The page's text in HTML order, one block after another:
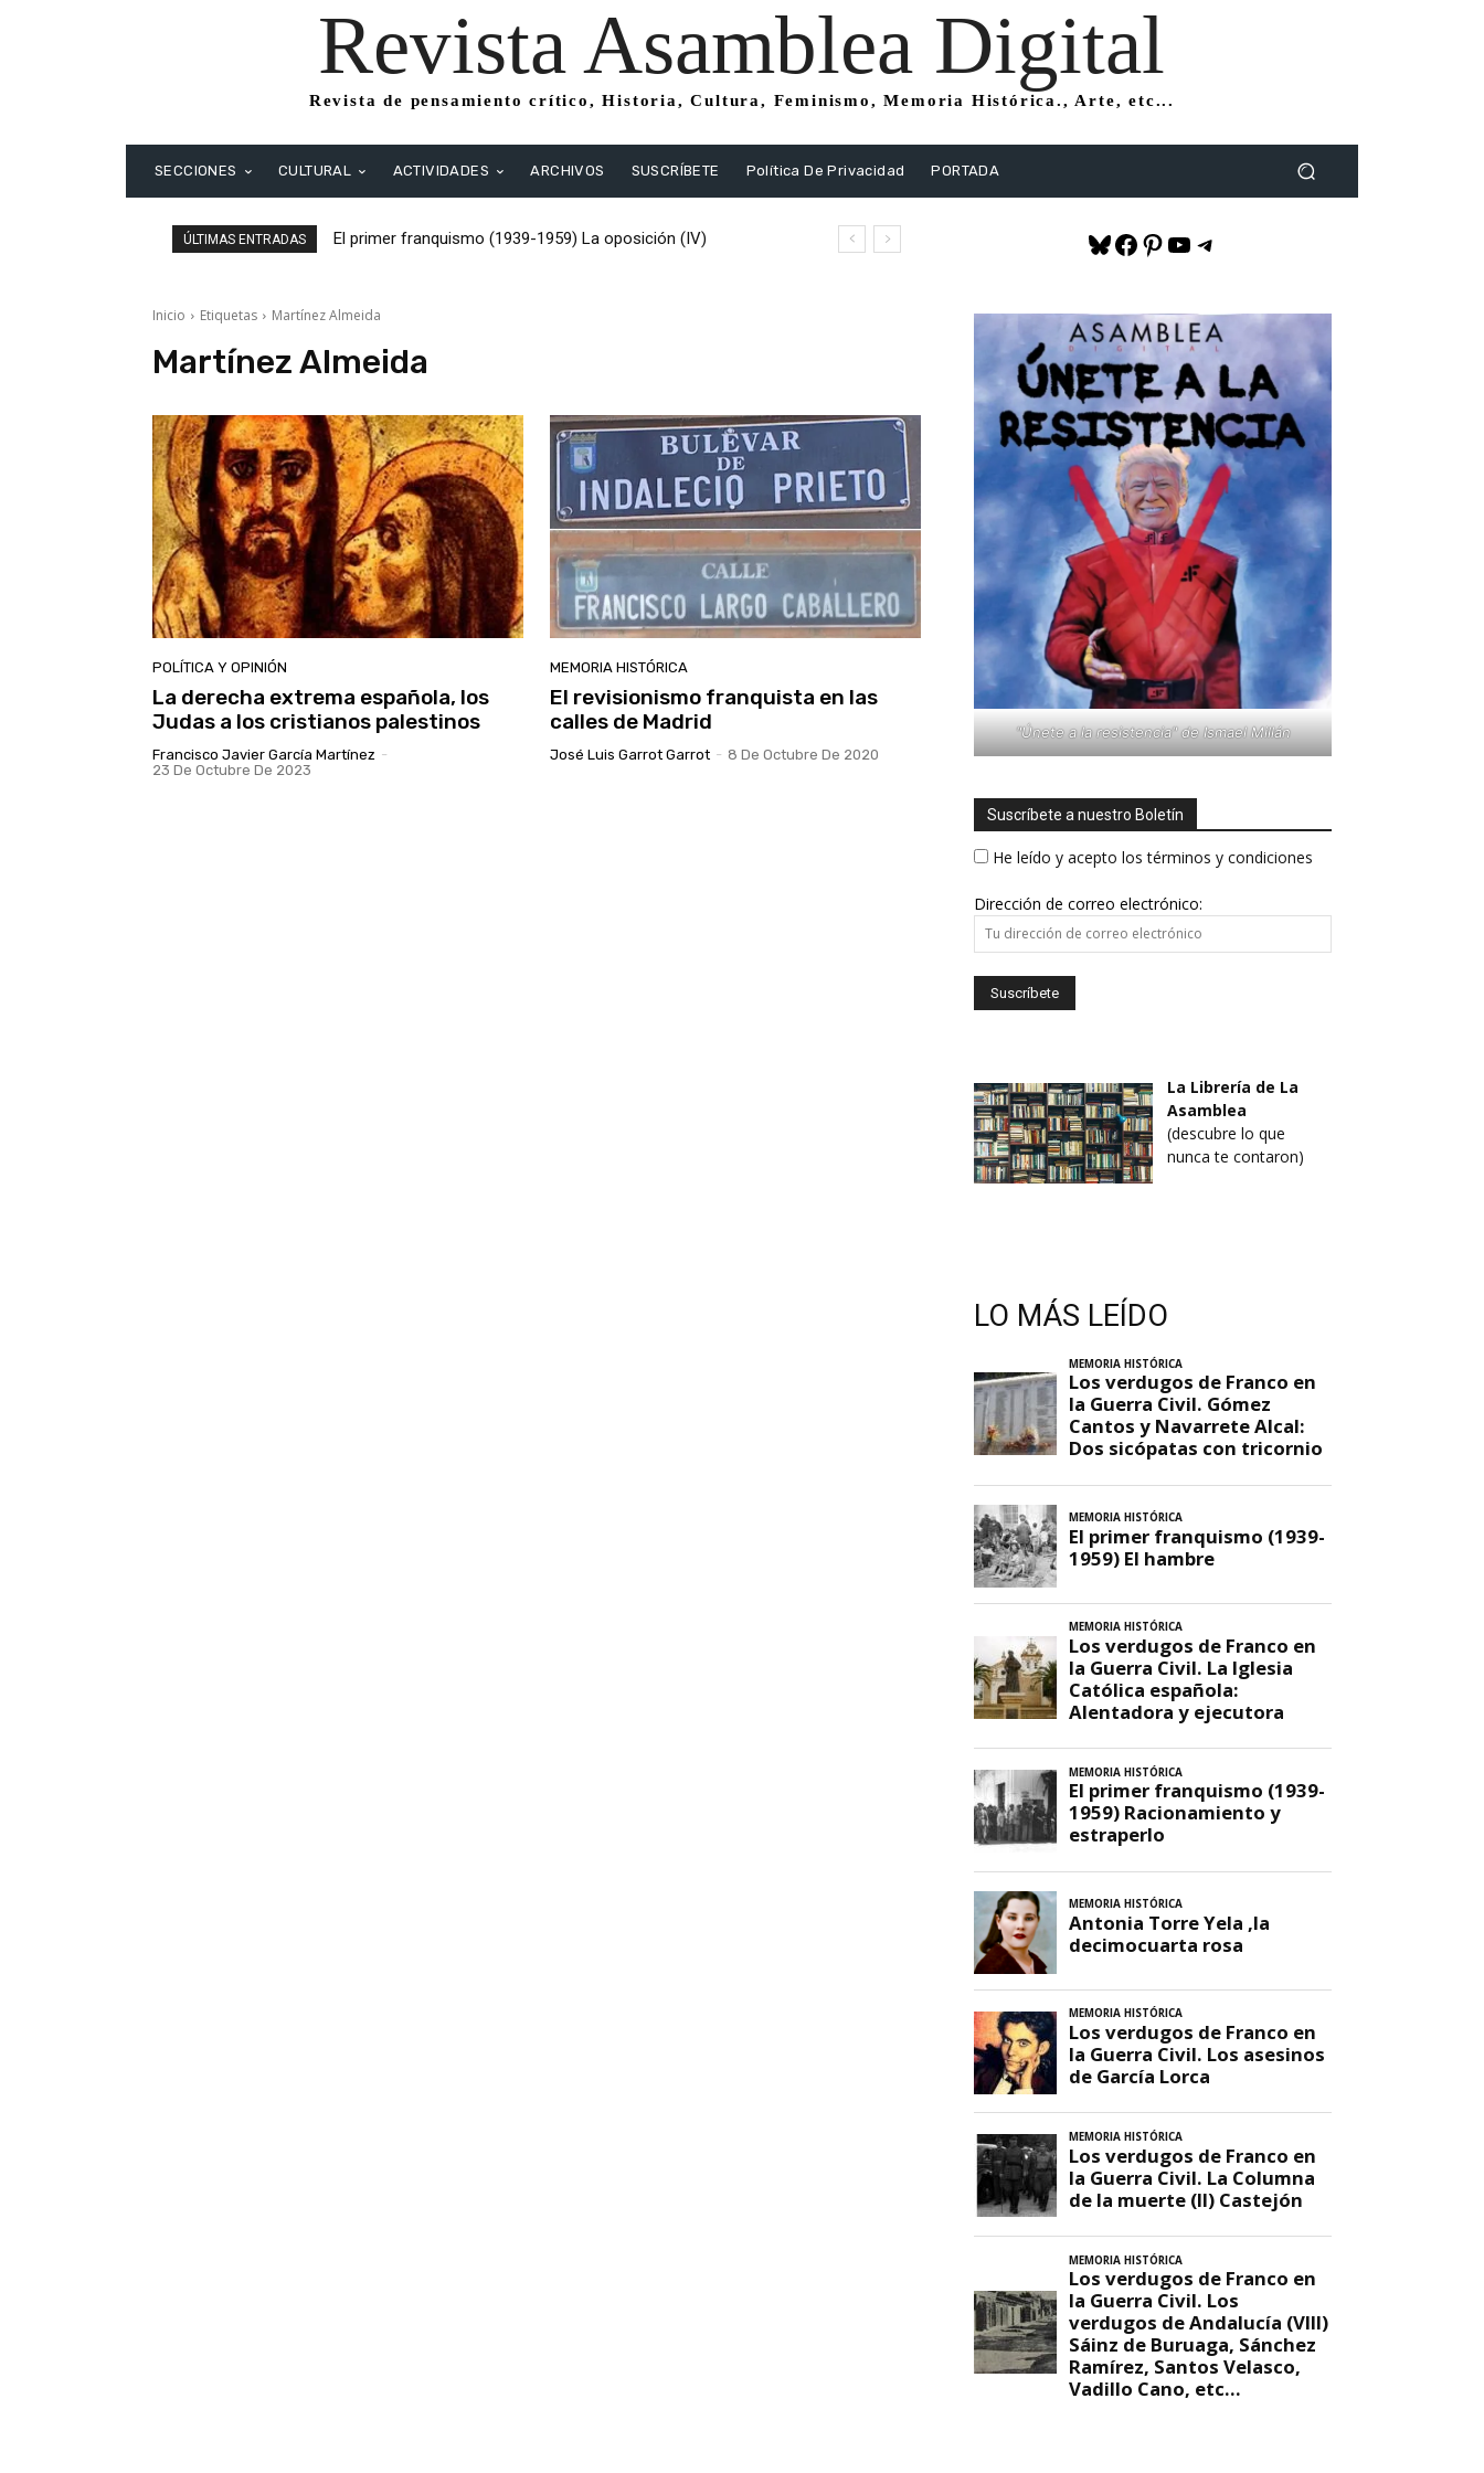
Revista Asamblea Digital
Revista de pensamiento crítico, Historia, Cultura, Feminismo, Memoria Histórica., Arte, etc...
SECCIONES CULTURAL ACTIVIDADES ARCHIVOS SUSCRÍBETE Política De Privacidad PORTADA
ÚLTIMAS ENTRADAS
El primer franquismo (1939-1959) La oposición (IV)
Inicio Etiquetas Martínez Almeida
Martínez Almeida
POLÍTICA Y OPINIÓN
La derecha extrema española, los
Judas a los cristianos palestinos
Francisco Javier García Martínez -
23 De Octubre De 2023
MEMORIA HISTÓRICA
El revisionismo franquista en las
calles de Madrid
José Luis Garrot Garrot - 8 De Octubre De 2020
Bluesky
Facebook
Pinterest
YouTube
Telegram
"Únete a la resistencia" de Ismael Millán
Suscríbete a nuestro Boletín
He leído y acepto los términos y condiciones
Dirección de correo electrónico:
La Librería de La
Asamblea
(descubre lo que
nunca te contaron)
LO MÁS LEÍDO